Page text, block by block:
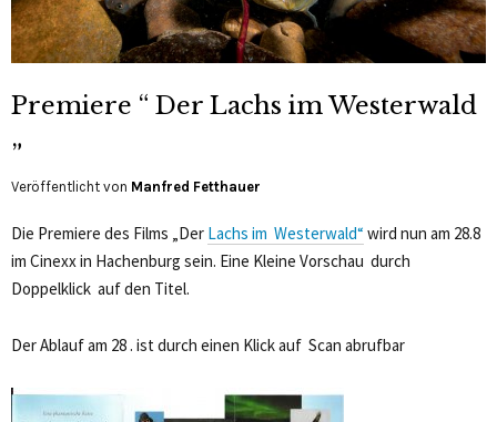
Premiere “ Der Lachs im Westerwald
„
Veröffentlicht von Manfred Fetthauer
Die Premiere des Films „Der Lachs im Westerwald“ wird nun am 28.8
im Cinexx in Hachenburg sein. Eine Kleine Vorschau durch
Doppelklick auf den Titel.
Der Ablauf am 28 . ist durch einen Klick auf Scan abrufbar